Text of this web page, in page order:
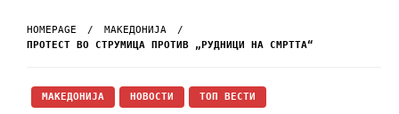
HOMEPAGE
МАКЕДОНИЈА
ПРОТЕСТ ВО СТРУМИЦА ПРОТИВ „РУДНИЦИ НА СМРТТА“
МАКЕДОНИЈА НОВОСТИ ТОП ВЕСТИ